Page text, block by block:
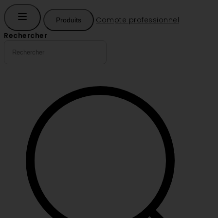
Produits
Compte professionnel
Rechercher